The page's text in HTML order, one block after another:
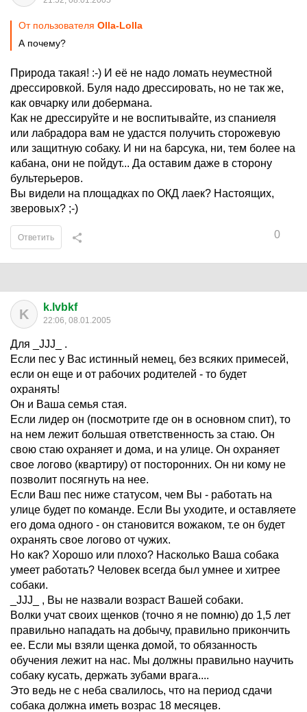
От пользователя Olla-Lolla
А почему?
Природа такая! :-) И её не надо ломать неуместной
дрессировкой. Буля надо дрессировать, но не так же,
как овчарку или добермана.
Как не дрессируйте и не воспитывайте, из спаниеля
или лабрадора вам не удастся получить сторожевую
или защитную собаку. И ни на барсука, ни, тем более на
кабана, они не пойдут... Да оставим даже в сторону
бультерьеров.
Вы видели на площадках по ОКД лаек? Настоящих,
зверовых? ;-)
0
Ответить
K k.lvbkf
22:06, 08.01.2005
Для _JJJ_ .
Если пес у Вас истинный немец, без всяких примесей,
если он еще и от рабочих родителей - то будет
охранять!
Он и Ваша семья стая.
Если лидер он (посмотрите где он в основном спит), то
на нем лежит большая ответственность за стаю. Он
свою стаю охраняет и дома, и на улице. Он охраняет
свое логово (квартиру) от посторонних. Он ни кому не
позволит посягнуть на нее.
Если Ваш пес ниже статусом, чем Вы - работать на
улице будет по команде. Если Вы уходите, и оставляете
его дома одного - он становится вожаком, т.е он будет
охранять свое логово от чужих.
Но как? Хорошо или плохо? Насколько Ваша собака
умеет работать? Человек всегда был умнее и хитрее
собаки.
_JJJ_ , Вы не назвали возраст Вашей собаки.
Волки учат своих щенков (точно я не помню) до 1,5 лет
правильно нападать на добычу, правильно прикончить
ее. Если мы взяли щенка домой, то обязанность
обучения лежит на нас. Мы должны правильно научить
собаку кусать, держать зубами врага....
Это ведь не с неба свалилось, что на период сдачи
собака должна иметь возрас 18 месяцев.